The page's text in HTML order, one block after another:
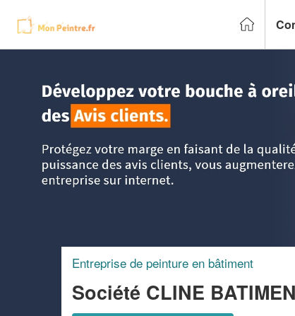
Entreprise de peinture en bâtiment
Société CLINE